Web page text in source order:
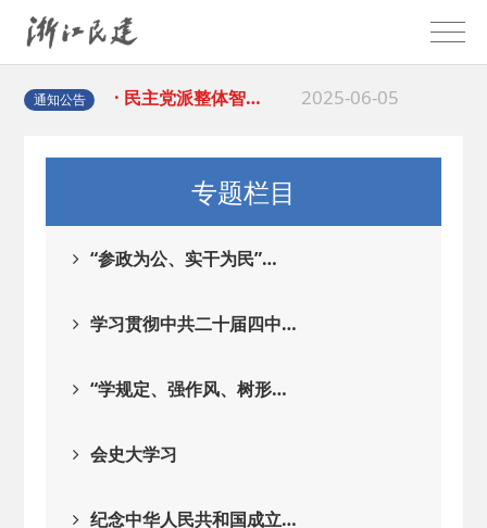
通知公告
· 中国民主建国会…
· 民主党派整体智… 2025-06-05
· 民建省委会民主… 2025-04-10
· 中国民主建国会… 2025-02-24
专题栏目
“参政为公、实干为民”…
学习贯彻中共二十届四中…
“学规定、强作风、树形…
会史大学习
纪念中华人民共和国成立…